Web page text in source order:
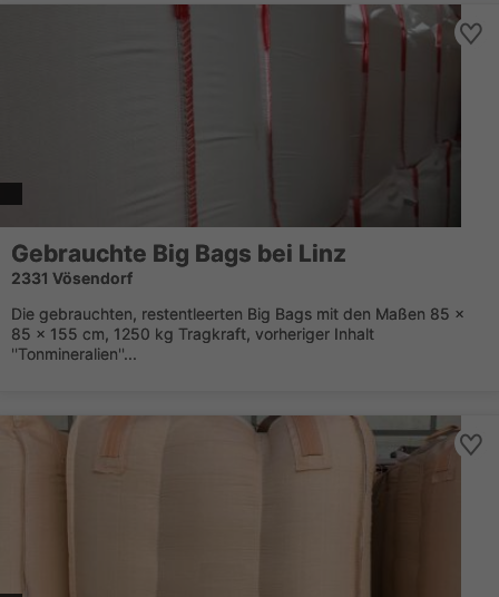
Gebrauchte Big Bags bei Linz
2331 Vösendorf
Die gebrauchten, restentleerten Big Bags mit den Maßen 85 x
85 x 155 cm, 1250 kg Tragkraft, vorheriger Inhalt
''Tonmineralien''...